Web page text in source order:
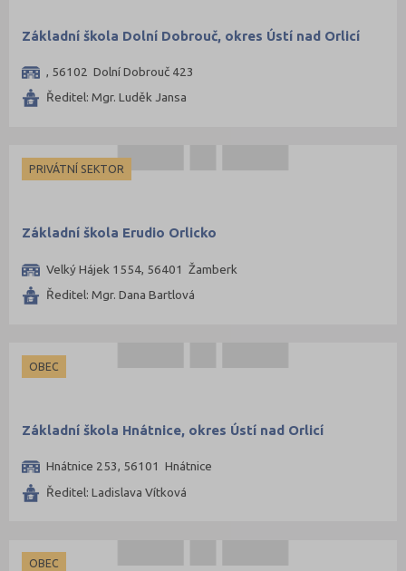
Základní škola Dolní Dobrouč, okres Ústí nad Orlicí
, 56102 Dolní Dobrouč 423
Ředitel: Mgr. Luděk Jansa
PRIVÁTNÍ SEKTOR
Základní škola Erudio Orlicko
Velký Hájek 1554, 56401 Žamberk
Ředitel: Mgr. Dana Bartlová
OBEC
Základní škola Hnátnice, okres Ústí nad Orlicí
Hnátnice 253, 56101 Hnátnice
Ředitel: Ladislava Vítková
OBEC